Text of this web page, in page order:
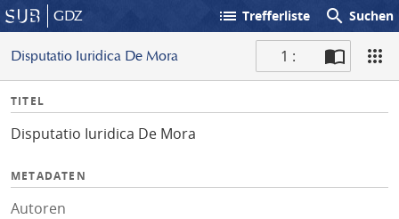
GDZ list Trefferliste search Suchen
Disputatio Iuridica De Mora 1 :
I
f
TITEL
Disputatio Iuridica De Mora
METADATEN
Autoren